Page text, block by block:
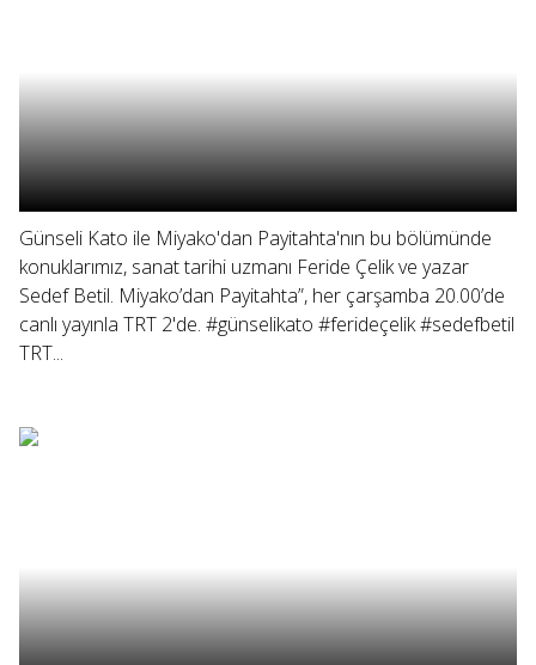
Günseli Kato ile Miyako'dan Payitahta'nın bu bölümünde
konuklarımız, sanat tarihi uzmanı Feride Çelik ve yazar
Sedef Betil. Miyako’dan Payitahta”, her çarşamba 20.00’de
canlı yayınla TRT 2'de. #günselikato #ferideçelik #sedefbetil
TRT...